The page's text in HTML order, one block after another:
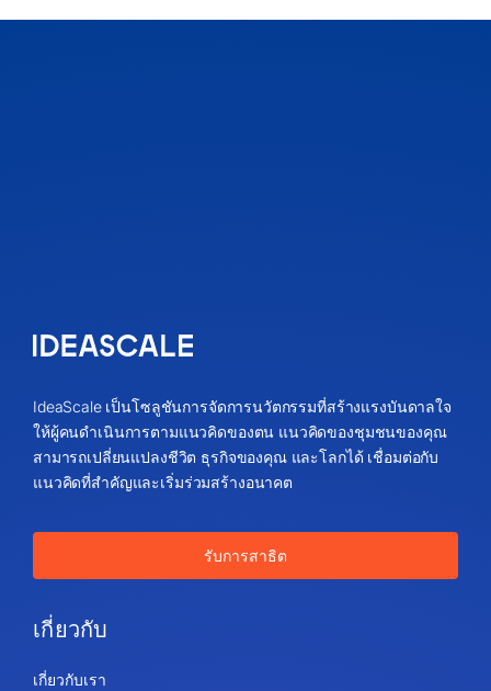
IdeaScale เป็นโซลูชันการจัดการนวัตกรรมที่สร้างแรงบันดาลใจ
ให้ผู้คนดำเนินการตามแนวคิดของตน แนวคิดของชุมชนของคุณ
สามารถเปลี่ยนแปลงชีวิต ธุรกิจของคุณ และโลกได้ เชื่อมต่อกับ
แนวคิดที่สำคัญและเริ่มร่วมสร้างอนาคต
รับการสาธิต
เกี่ยวกับ
เกี่ยวกับเรา